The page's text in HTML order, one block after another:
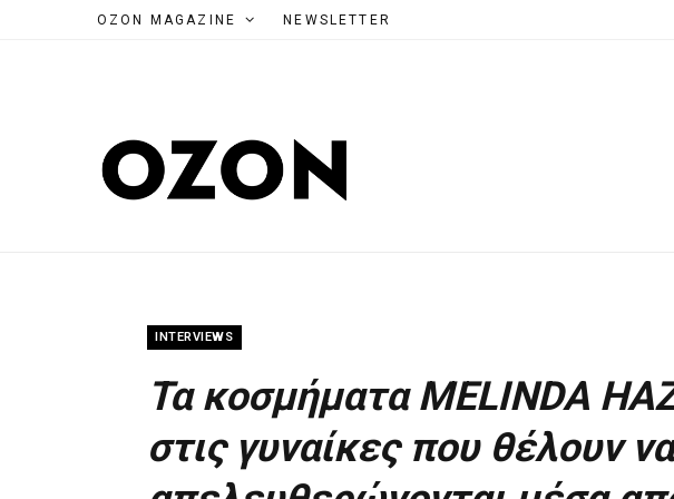
OZON MAGAZINE NEWSLETTER
INTERVIEWS
Τα κοσμήματα MELINDA
στις γυναίκες που θέλουν να